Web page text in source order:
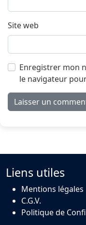
Site web
Enregistrer mon
le navigateur
Liens utiles
Mentions légales
C.G.V.
Politique de